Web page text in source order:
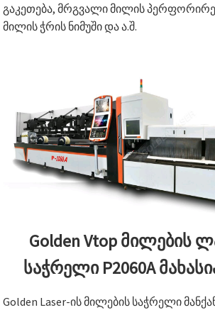
გაკეთება, მრგვალი მილის
მილის ჭრის ნიმუში და ა.შ.
Golden Vtop მილების
საჭრელი P2060A
Golden Laser-ის მილების საჭრელი